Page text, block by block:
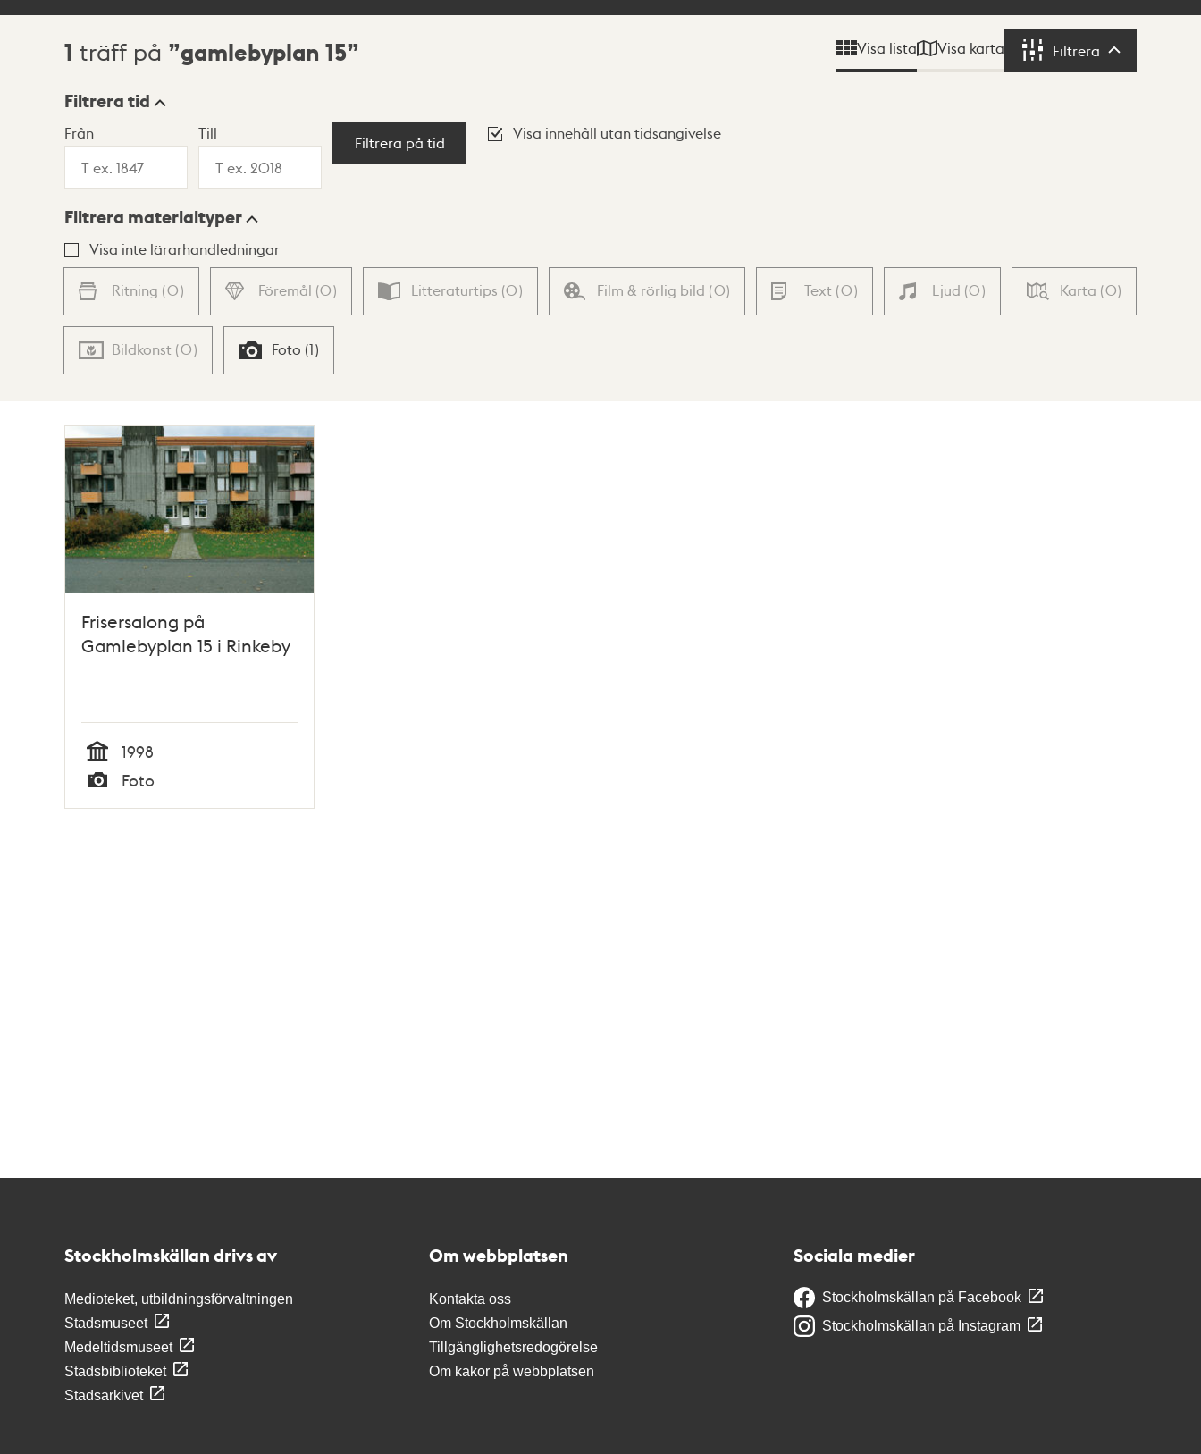
Sökresultat
1 träff på gamlebyplan 15 Visa lista Visa karta Filtrera Filtrera
Visningsläge
Lista Karta
Filtrera tid
Från Till
Filtrera på tid
Visa innehåll utan tidsangivelse
Filtrera materialtyper
Visa inte lärarhandledningar
Ritning (0) Föremål (0) Litteraturtips (0) Film & rörlig bild (0) Text (0) Ljud (0) Karta (0)
Bildkonst (0) Foto (1)
Frisersalong på
Gamlebyplan 15 i Rinkeby
Tid
1998
Typ
Foto
Stockholmskällan drivs av
Medioteket, utbildningsförvaltningen
Stadsmuseet
Medeltidsmuseet
Stadsbiblioteket
Stadsarkivet
Om webbplatsen
Kontakta oss
Om Stockholmskällan
Tillgänglighetsredogörelse
Om kakor på webbplatsen
Sociala medier
Stockholmskällan på Facebook
Stockholmskällan på Instagram